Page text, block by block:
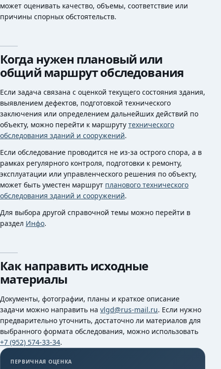
может оценивать качество, объемы, соответствие или
причины спорных обстоятельств.
Когда нужен плановый или
общий маршрут обследования
Если задача связана с оценкой текущего состояния здания,
выявлением дефектов, подготовкой технического
заключения или определением дальнейших действий по
объекту, можно перейти к маршруту технического
обследования зданий и сооружений.
Если обследование проводится не из-за острого спора, а в
рамках регулярного контроля, подготовки к ремонту,
эксплуатации или управленческого решения по объекту,
может быть уместен маршрут планового технического
обследования зданий и сооружений.
Для выбора другой справочной темы можно перейти в
раздел Инфо.
Как направить исходные
материалы
Документы, фотографии, планы и краткое описание
задачи можно направить на vlgd@rus-mail.ru. Если нужно
предварительно уточнить, достаточно ли материалов для
выбранного формата обследования, можно использовать
+7 (952) 574-33-34.
ПЕРВИЧНАЯ ОЦЕНКА